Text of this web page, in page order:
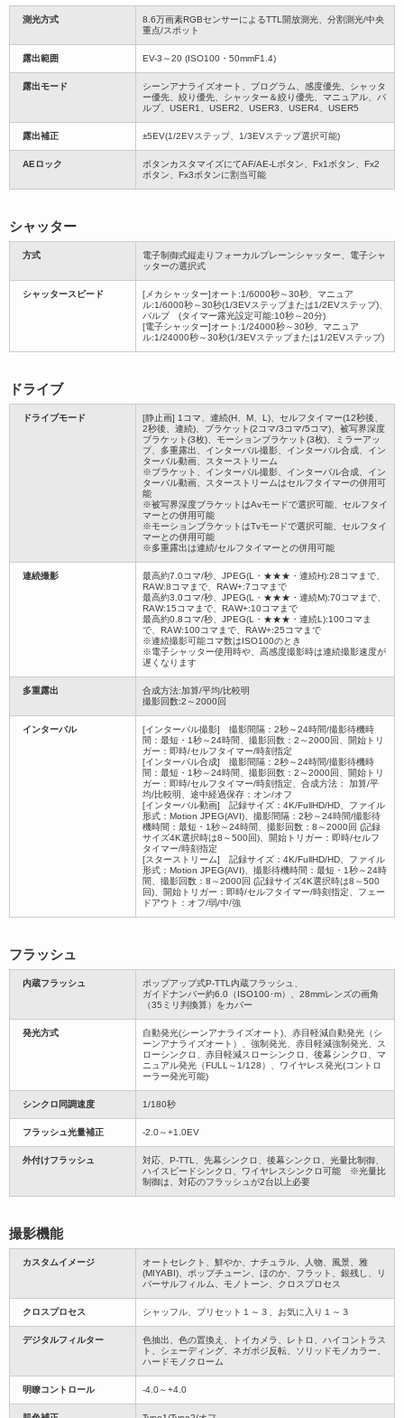
測光方式
8.6万画素RGBセンサーによるTTL開放測光、分割測光/中央
重点/スポット
露出範囲 EV-3～20 (ISO100・50mmF1.4)
露出モード
シーンアナライズオート、プログラム、感度優先、シャッタ
ー優先、絞り優先、シャッター＆絞り優先、マニュアル、バ
ルブ、USER1、USER2、USER3、USER4、USER5
露出補正 ±5EV(1/2EVステップ、1/3EVステップ選択可能)
AEロック
ボタンカスタマイズにてAF/AE-Lボタン、Fx1ボタン、Fx2
ボタン、Fx3ボタンに割当可能
シャッター
方式
電子制御式縦走りフォーカルプレーンシャッター、電子シャ
ッターの選択式
シャッタースピード
[メカシャッター]オート:1/6000秒～30秒、マニュア
ル:1/6000秒～30秒(1/3EVステップまたは1/2EVステップ)、
バルブ (タイマー露光設定可能:10秒～20分)
[電子シャッター]オート:1/24000秒～30秒、マニュア
ル:1/24000秒～30秒(1/3EVステップまたは1/2EVステップ)
ドライブ
ドライブモード
[静止画] 1コマ、連続(H、M、L)、セルフタイマー(12秒後、
2秒後、連続)、ブラケット(2コマ/3コマ/5コマ)、被写界深度
ブラケット(3枚)、モーションブラケット(3枚)、ミラーアッ
プ、多重露出、インターバル撮影、インターバル合成、イン
ターバル動画、スターストリーム
※ブラケット、インターバル撮影、インターバル合成、イン
ターバル動画、スターストリームはセルフタイマーの併用可
能
※被写界深度ブラケットはAvモードで選択可能、セルフタイ
マーとの併用可能
※モーションブラケットはTvモードで選択可能、セルフタイ
マーとの併用可能
※多重露出は連続/セルフタイマーとの併用可能
連続撮影
最高約7.0コマ/秒、JPEG(L・★★★・連続H):28コマまで、
RAW:8コマまで、RAW+:7コマまで
最高約3.0コマ/秒、JPEG(L・★★★・連続M):70コマまで、
RAW:15コマまで、RAW+:10コマまで
最高約0.8コマ/秒、JPEG(L・★★★・連続L):100コマま
で、RAW:100コマまで、RAW+:25コマまで
※連続撮影可能コマ数はISO100のとき
※電子シャッター使用時や、高感度撮影時は連続撮影速度が
遅くなります
多重露出
合成方法:加算/平均/比較明
撮影回数:2～2000回
インターバル
[インターバル撮影] 撮影間隔：2秒～24時間/撮影待機時
間：最短・1秒～24時間、撮影回数：2～2000回、開始トリ
ガー：即時/セルフタイマー/時刻指定
[インターバル合成] 撮影間隔：2秒～24時間/撮影待機時
間：最短・1秒～24時間、撮影回数：2～2000回、開始トリ
ガー：即時/セルフタイマー/時刻指定、合成方法： 加算/平
均/比較明、途中経過保存：オン/オフ
[インターバル動画] 記録サイズ：4K/FullHD/HD、ファイル
形式：Motion JPEG(AVI)、撮影間隔：2秒～24時間/撮影待
機時間：最短・1秒～24時間、撮影回数：8～2000回 (記録
サイズ4K選択時は8～500回)、開始トリガー：即時/セルフ
タイマー/時刻指定
[スターストリーム] 記録サイズ：4K/FullHD/HD、ファイル
形式：Motion JPEG(AVI)、撮影待機時間：最短・1秒～24時
間、撮影回数：8～2000回 (記録サイズ4K選択時は8～500
回)、開始トリガー：即時/セルフタイマー/時刻指定、フェー
ドアウト：オフ/弱/中/強
フラッシュ
内蔵フラッシュ
ポップアップ式P-TTL内蔵フラッシュ、
ガイドナンバー約6.0（ISO100･m）、28mmレンズの画角
（35ミリ判換算）をカバー
発光方式
自動発光(シーンアナライズオート)、赤目軽減自動発光（シ
ーンアナライズオート）、強制発光、赤目軽減強制発光、ス
ローシンクロ、赤目軽減スローシンクロ、後幕シンクロ、マ
ニュアル発光（FULL～1/128）、ワイヤレス発光(コントロ
ーラー発光可能)
シンクロ同調速度 1/180秒
フラッシュ光量補正 -2.0～+1.0EV
外付けフラッシュ
対応、P-TTL、先幕シンクロ、後幕シンクロ、光量比制御、
ハイスピードシンクロ、ワイヤレスシンクロ可能 ※光量比
制御は、対応のフラッシュが2台以上必要
撮影機能
カスタムイメージ
オートセレクト、鮮やか、ナチュラル、人物、風景、雅
(MIYABI)、ポップチューン、ほのか、フラット、銀残し、リ
バーサルフィルム、モノトーン、クロスプロセス
クロスプロセス シャッフル、プリセット１～３、お気に入り１～３
デジタルフィルター
色抽出、色の置換え、トイカメラ、レトロ、ハイコントラス
ト、シェーディング、ネガポジ反転、ソリッドモノカラー、
ハードモノクローム
明瞭コントロール -4.0～+4.0